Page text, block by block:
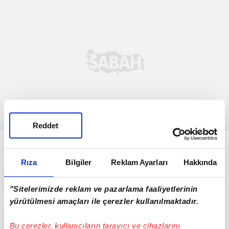
Rıza Bilgiler Reklam Ayarları Hakkında
"Sitelerimizde reklam ve pazarlama faaliyetlerinin
yürütülmesi amaçları ile çerezler kullanılmaktadır.
Bu çerezler, kullanıcıların tarayıcı ve cihazlarını
Reddet
"Bazı kesimlerin bir karar vermesi gerekiyor.
Terör örgütünün mü, devletin mi yanında
olacaklar? Çok uzun bir hukuk mücadelesi
verildi. Neticesinde bu karar kesindir. Keşke
böyle bir zaferi konuşuyor olmasaydık.
Fırtınalar tekneyi yıpratır ama güverteleri